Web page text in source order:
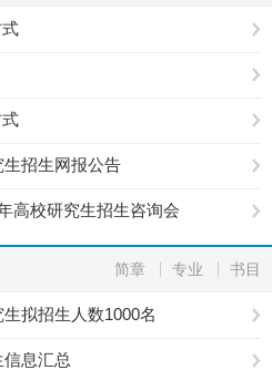
招生网报公告
高校研究生招生咨询会
简章 专业 书目
拟招生人数1000名
息汇总